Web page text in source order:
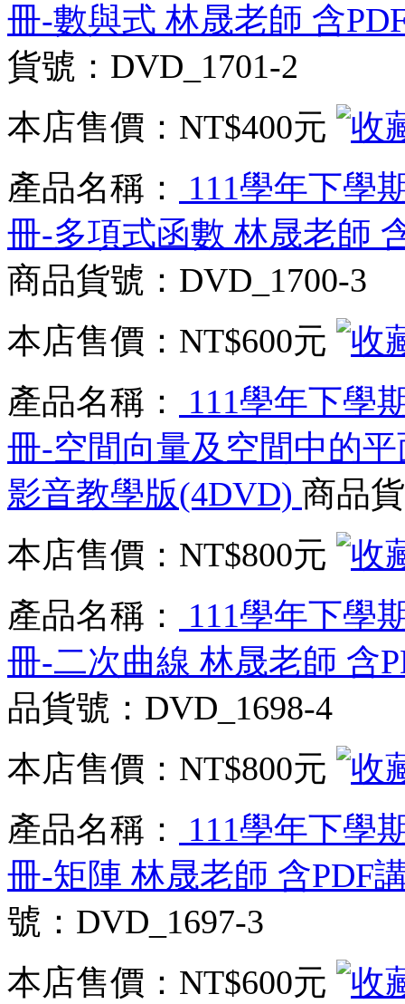
冊-數與式 林晟老師 含
貨號：DVD_1701-2
本店售價： NT$400元
產品名稱：
111學年下學
冊-多項式函數 林晟老師
商品貨號：DVD_1700-3
本店售價： NT$600元
產品名稱：
111學年下學
冊-空間向量及空間中的
影音教學版(4DVD) 商品
本店售價： NT$800元
產品名稱：
111學年下學
冊-二次曲線 林晟老師 含
品貨號：DVD_1698-4
本店售價： NT$800元
產品名稱：
111學年下學
冊-矩陣 林晟老師 含PDF
號：DVD_1697-3
本店售價： NT$600元